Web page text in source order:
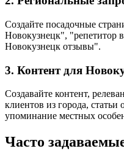
Создайте посадочные
Новокузнецк", "репетитор
Новокузнецк отзывы".
3. Контент для
Создавайте контент,
клиентов из города,
упоминание местных
Часто